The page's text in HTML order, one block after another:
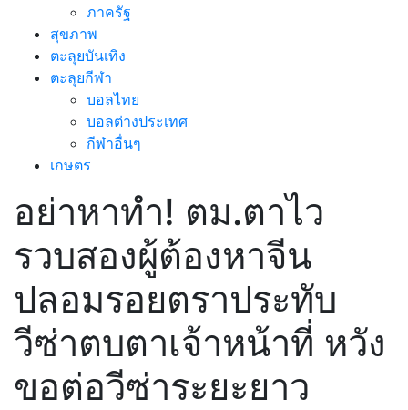
ภาครัฐ
สุขภาพ
ตะลุยบันเทิง
ตะลุยกีฬา
บอลไทย
บอลต่างประเทศ
กีฬาอื่นๆ
เกษตร
อย่าหาทำ! ตม.ตาไว
รวบสองผู้ต้องหาจีน
ปลอมรอยตราประทับ
วีซ่าตบตาเจ้าหน้าที่ หวัง
ขอต่อวีซ่าระยะยาว